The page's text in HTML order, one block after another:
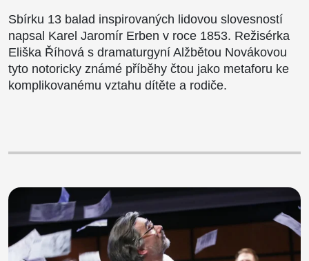
Sbírku 13 balad inspirovaných lidovou slovesností
napsal Karel Jaromír Erben v roce 1853. Režisérka
Eliška Říhová s dramaturgyní Alžbětou Novákovou
tyto notoricky známé příběhy čtou jako metaforu ke
komplikovanému vztahu dítěte a rodiče.